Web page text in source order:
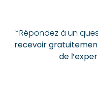
*Répondez à un
recevoir
de